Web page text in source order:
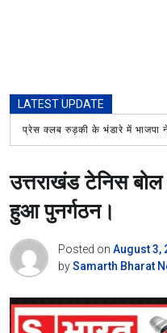
LATEST UPDATE
उत्तराखंड टेनिस
हुआ पुनर्गठन।
Posted on August 3,
bySamarth Bharat